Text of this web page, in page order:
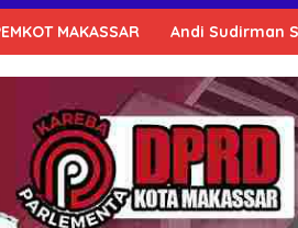
MAKASSAR Andi Sudirman